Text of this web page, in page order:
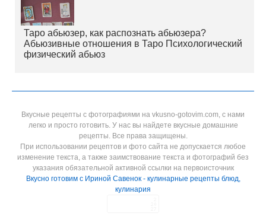
Таро абьюзер, как распознать абьюзера?
Абьюзивные отношения в Таро Психологический
физический абьюз
Вкусные рецепты с фотографиями на vkusno-gotovim.com, с нами
легко и просто готовить. У нас вы найдете вкусные домашние
рецепты. Все права защищены.
При использовании рецептов и фото сайта не допускается любое
изменение текста, а также заимствование текста и фотографий без
указания обязательной активной ссылки на первоисточник
Вкусно готовим с Ириной Савенок - кулинарные рецепты блюд,
кулинария